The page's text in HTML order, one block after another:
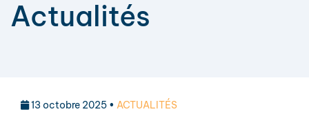
Actualités
13 octobre 2025 • ACTUALITÉS